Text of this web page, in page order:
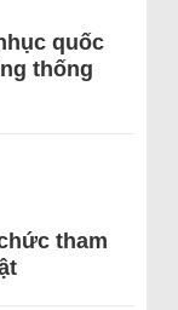
quốc
thống
tham